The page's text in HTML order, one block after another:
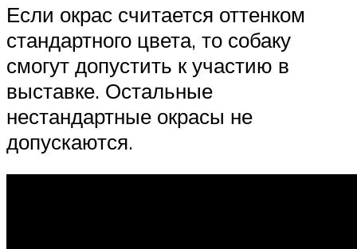
Если окрас считается оттенком
стандартного цвета, то собаку
смогут допустить к участию в
выставке. Остальные
нестандартные окрасы не
допускаются.